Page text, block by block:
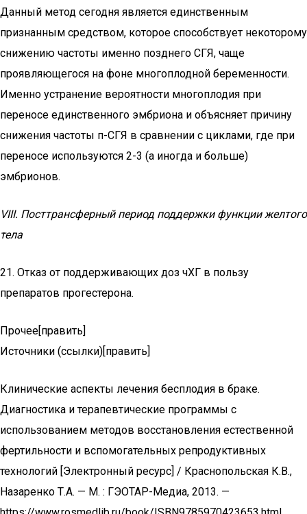
Данный метод сегодня является единственным
признанным средством, которое способствует некоторому
снижению частоты именно позднего СГЯ, чаще
проявляющегося на фоне многоплодной беременности.
Именно устранение вероятности многоплодия при
переносе единственного эмбриона и объясняет причину
снижения частоты п-СГЯ в сравнении с циклами, где при
переносе используются 2-3 (а иногда и больше)
эмбрионов.
VIII. Посттрансферный период поддержки функции желтого
тела
21. Отказ от поддерживающих доз чХГ в пользу
препаратов прогестерона.
Прочее[править]
Источники (ссылки)[править]
Клинические аспекты лечения бесплодия в браке.
Диагностика и терапевтические программы с
использованием методов восстановления естественной
фертильности и вспомогательных репродуктивных
технологий [Электронный ресурс] / Краснопольская К.В.,
Назаренко Т.А. — М. : ГЭОТАР-Медиа, 2013. —